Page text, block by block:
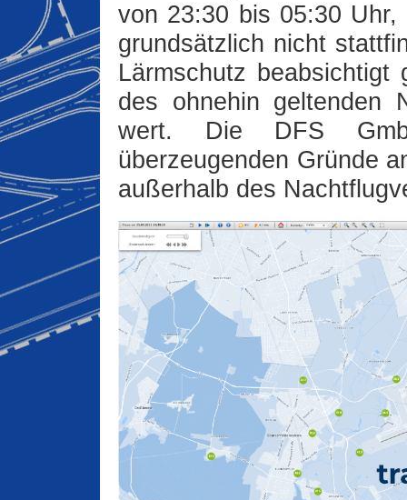
von 23:30 bis 05:30
grundsätzlich nicht
Lärmschutz
des ohnehin geltenden
wert. Die DFS
überzeugenden Gründe
außerhalb des